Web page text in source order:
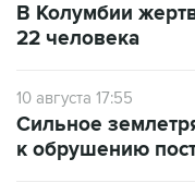
В Колумбии
22 человека
10 августа 17:55
Сильное
к обрушению